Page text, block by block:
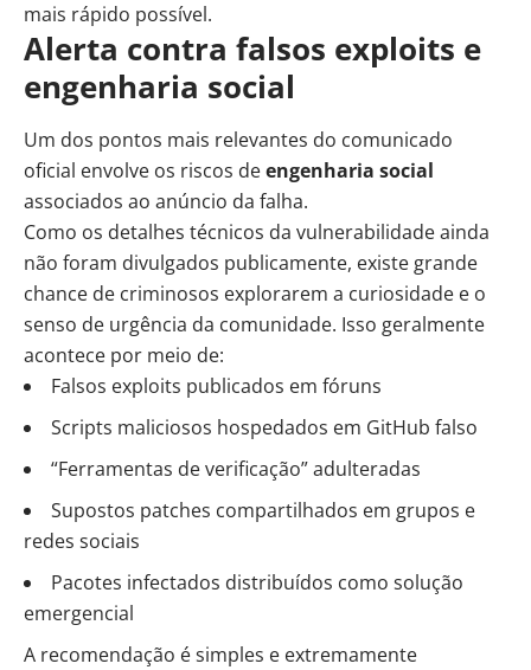
mais rápido possível.
Alerta contra falsos exploits e
engenharia social
Um dos pontos mais relevantes do comunicado
oficial envolve os riscos deengenharia social
associados ao anúncio da falha.
Como os detalhes técnicos da vulnerabilidade ainda
não foram divulgados publicamente, existe grande
chance de criminosos explorarem a curiosidade e o
senso de urgência da comunidade. Isso geralmente
acontece por meio de:
Falsos exploits publicados em fóruns
Scripts maliciosos hospedados em GitHub falso
“Ferramentas de verificação” adulteradas
Supostos patches compartilhados em grupos e
redes sociais
Pacotes infectados distribuídos como solução
emergencial
A recomendação é simples e extremamente